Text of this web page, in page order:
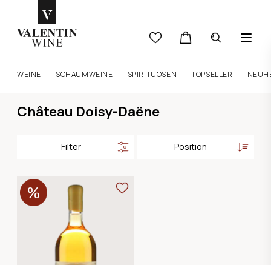
WEINE SCHAUMWEINE SPIRITUOSEN TOPSELLER
Château Doisy-Daëne
Filter